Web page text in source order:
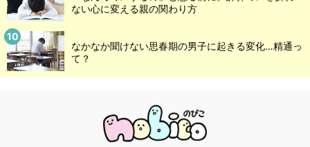
ない心に変える親の関わり方
なかなか聞けない思春期の男子に起きる変化…精通っ
て？